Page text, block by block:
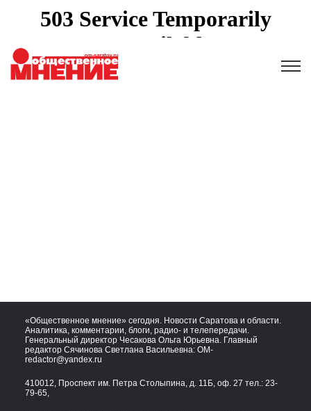
«Общественное мнение» сегодня. Новости Саратова и области.
Аналитика, комментарии, блоги, радио- и телепередачи.
Генеральный директор Чесакова Ольга Юрьевна. Главный
редактор Сячинова Светлана Васильевна: OM-
redactor@yandex.ru
410012, Проспект им. Петра Столыпина, д. 11Б, оф. 27 тел.: 23-
79-65,